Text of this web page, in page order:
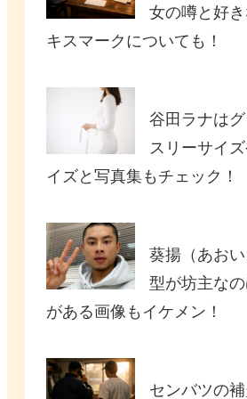
女の噂と好
キスマークについても！
谷田ラナは
スリーサイ
イズと写真集もチェック！
葵揚（あお
型が坊主な
がある画像もイケメン！
センバツの